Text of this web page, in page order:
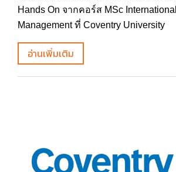
Hands On จากคอร์ส MSc
Management ที่ Coventry University
อ่านเพิ่มเติม